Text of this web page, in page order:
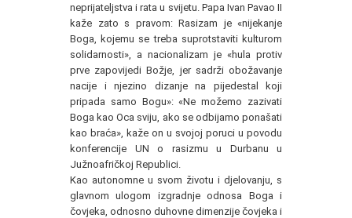
neprijateljstva i rata u svijetu. Papa Ivan Pavao II
kaže zato s pravom: Rasizam je «nijekanje
Boga, kojemu se treba suprotstaviti kulturom
solidarnosti», a nacionalizam je «hula protiv
prve zapovijedi Božje, jer sadrži obožavanje
nacije i njezino dizanje na pijedestal koji
pripada samo Bogu»: «Ne možemo zazivati
Boga kao Oca sviju, ako se odbijamo ponašati
kao braća», kaže on u svojoj poruci u povodu
konferencije UN o rasizmu u Durbanu u
Južnoafričkoj Republici.
Kao autonomne u svom životu i djelovanju, s
glavnom ulogom izgradnje odnosa Boga i
čovjeka, odnosno duhovne dimenzije čovjeka i